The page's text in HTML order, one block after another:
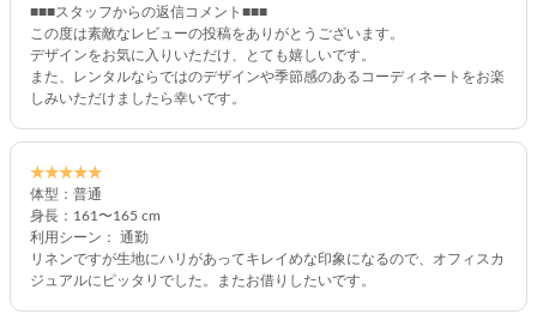
■■■スタッフからの返信コメント■■■
この度は素敵なレビューの投稿をありがとうございます。
デザインをお気に入りいただけ、とても嬉しいです。
また、レンタルならではのデザインや季節感のあるコーディネートをお楽
しみいただけましたら幸いです。
★★★★★
体型：普通
身長：161〜165 cm
利用シーン： 通勤
リネンですが生地にハリがあってキレイめな印象になるので、オフィスカ
ジュアルにピッタリでした。またお借りしたいです。